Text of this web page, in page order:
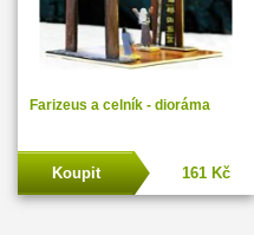
Farizeus a celník - dioráma
161 Kč
Koupit